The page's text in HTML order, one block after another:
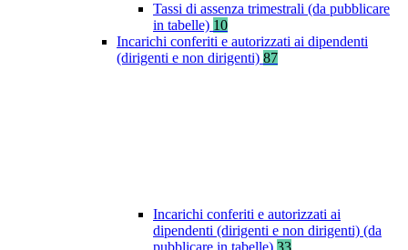
Tassi di assenza trimestrali (da pubblicare
in tabelle) 10
Incarichi conferiti e autorizzati ai dipendenti
(dirigenti e non dirigenti) 87
Incarichi conferiti e autorizzati ai
dipendenti (dirigenti e non dirigenti) (da